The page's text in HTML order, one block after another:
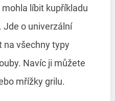
líbit kupříkladu
Jde o univerzální
na všechny typy
Navíc ji můžete
mřížky grilu.